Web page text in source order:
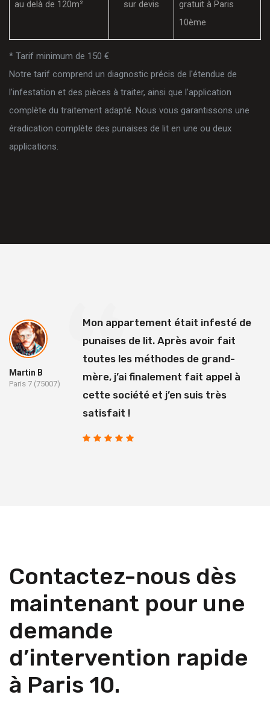
au delà de 120m² sur devis
gratuit à Paris
10ème
* Tarif minimum de 150 €
Notre tarif comprend un diagnostic précis de l'étendue de
l'infestation et des pièces à traiter, ainsi que l'application
complète du traitement adapté. Nous vous garantissons une
éradication complète des punaises de lit en une ou deux
applications.
Martin B
Paris 7 (75007)
Mon appartement était infesté de
punaises de lit. Après avoir fait
toutes les méthodes de grand-
mère, j’ai finalement fait appel à
cette société et j’en suis très
satisfait !
Contactez-nous dès
maintenant pour une
demande
d’intervention rapide
à Paris 10.